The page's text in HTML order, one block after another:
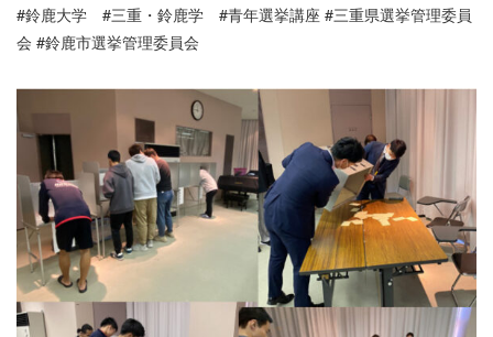
#鈴鹿大学 #三重・鈴鹿学 #青年選挙講座 #三重県選挙管理委員
会 #鈴鹿市選挙管理委員会